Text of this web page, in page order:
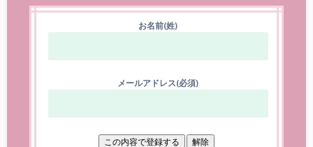
お名前(姓)
メールアドレス(必須)